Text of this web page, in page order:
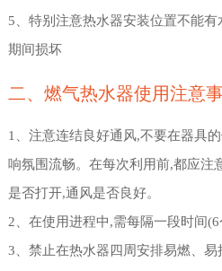
5、特别注意热水器安装位置不能
期间损坏
二、燃气热水器使用注意
1、注意连结良好通风,不要在器具
响氛围流畅。在每次利用前,都应注
是否打开,通风是否良好。
2、在使用进程中,需每隔一段时间(6
3、禁止在热水器四周安排易燃、